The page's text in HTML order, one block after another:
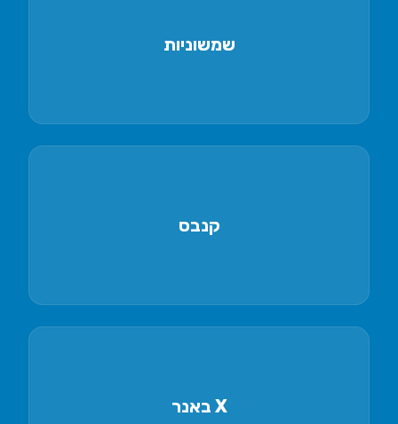
שמשוניות
שמשוניות צבעוניות להצללה וקידום
קנבס
הדפסה על קנבס לתצוגה ועיצוב
X באנר
סטנדים קלים ונוחים להובלה